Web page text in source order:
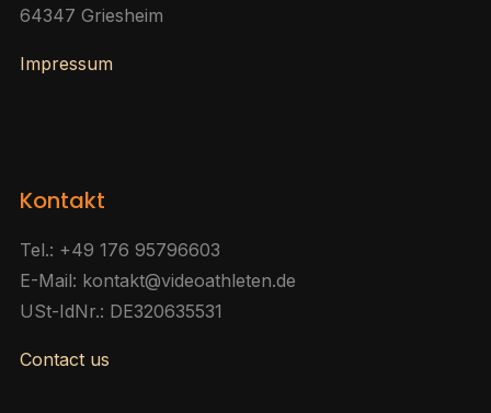
64347 Griesheim
Impressum
Kontakt
Tel.: +49 176 95796603
E-Mail: kontakt@videoathleten.de
USt-IdNr.: DE320635531
Contact us